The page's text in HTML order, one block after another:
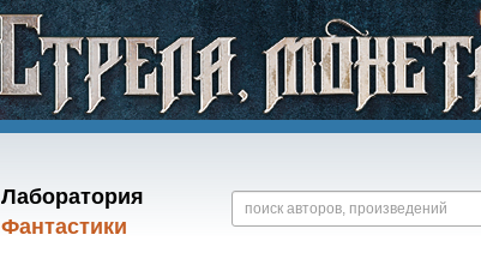
Лаборатория
Фантастики